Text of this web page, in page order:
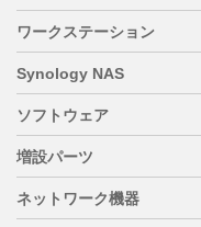
ワークステーション
Synology NAS
ソフトウェア
増設パーツ
ネットワーク機器